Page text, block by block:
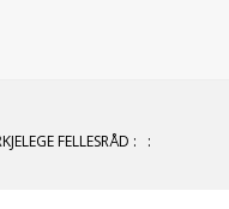
FELLESRÅD : :